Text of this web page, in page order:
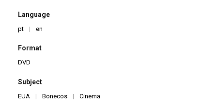
Language
pt | en
Format
DVD
Subject
EUA | Bonecos | Cinema